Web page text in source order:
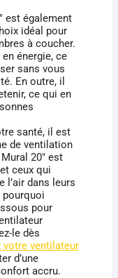
est également
idéal pour
à coucher.
énergie, ce
sans vous
En outre, il
ce qui en
santé, il est
de ventilation
20″ est
ceux qui
l’air dans leurs
pourquoi
pour
le dès
votre ventilateur
d’une
accru.